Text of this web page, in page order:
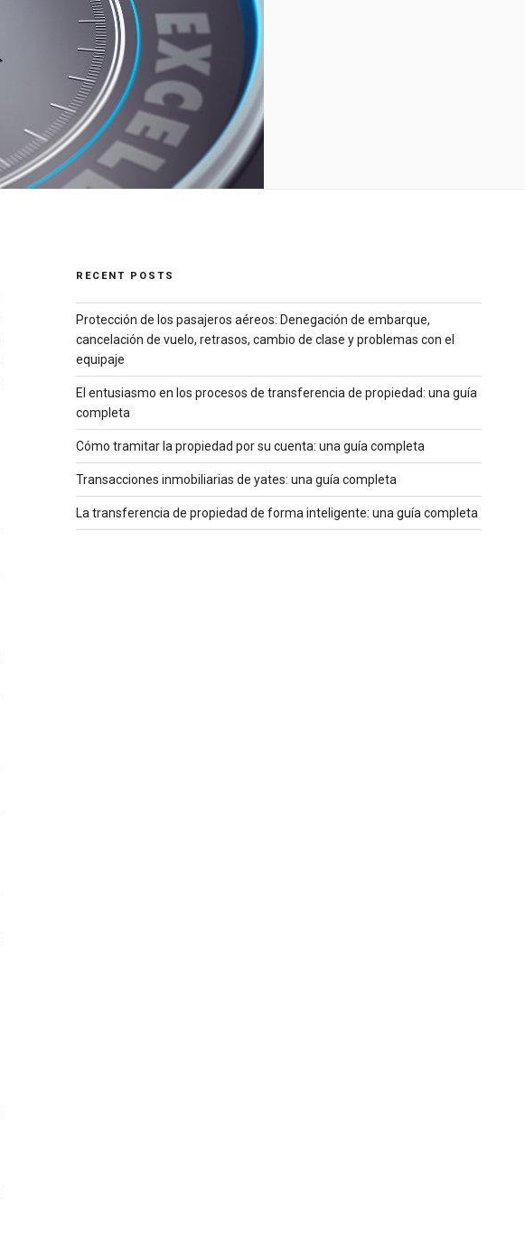
RECENT POSTS
Protección de los pasajeros aéreos: Denegación de embarque,
cancelación de vuelo, retrasos, cambio de clase y problemas con el
equipaje
El entusiasmo en los procesos de transferencia de propiedad: una guía
completa
Cómo tramitar la propiedad por su cuenta: una guía completa
Transacciones inmobiliarias de yates: una guía completa
La transferencia de propiedad de forma inteligente: una guía completa